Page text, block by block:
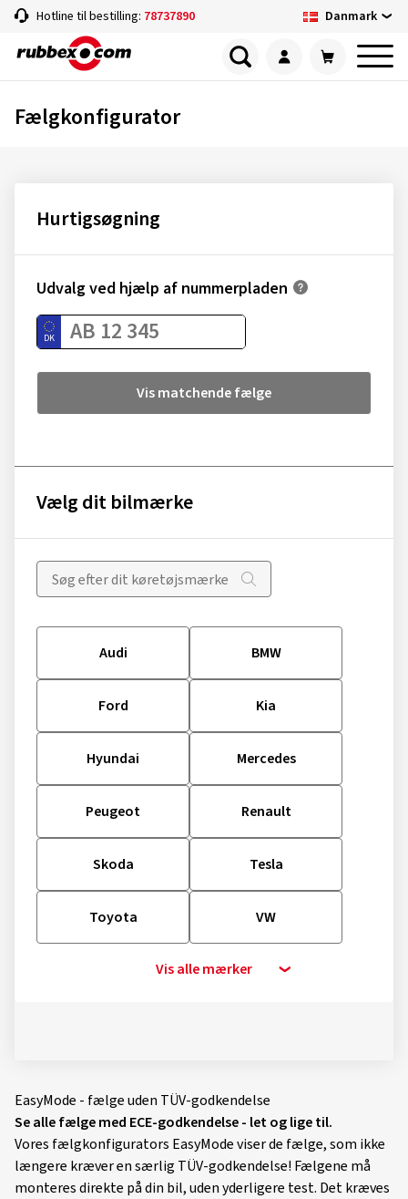
Hotline til bestilling: 78737890 Danmark
Fælgkonfigurator
Vælg dit bilmærke
Audi BMW
Ford Kia
Hyundai Mercedes
Peugeot Renault
Skoda Tesla
Toyota VW
Vis alle mærker
Hurtigsøgning
Udvalg ved hjælp af nummerpladen
Vis matchende fælge
EasyMode - fælge uden TÜV-godkendelse
Se alle fælge med ECE-godkendelse - let og lige til.
Vores fælgkonfigurators EasyMode viser de fælge, som ikke
længere kræver en særlig TÜV-godkendelse! Fælgene må
monteres direkte på din bil, uden yderligere test. Det kræves